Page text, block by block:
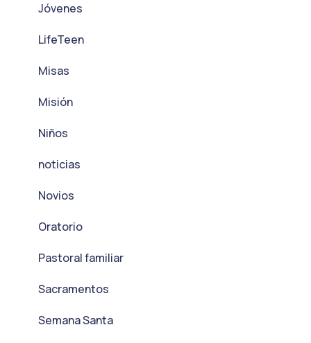
Jóvenes
LifeTeen
Misas
Misión
Niños
noticias
Novios
Oratorio
Pastoral familiar
Sacramentos
Semana Santa